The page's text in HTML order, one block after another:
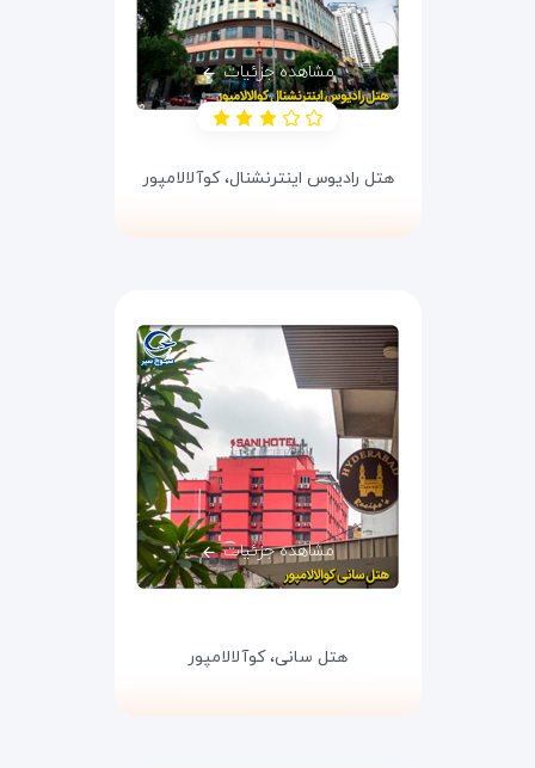
مشاهده جزئیات
هتل رادیوس اینترنشنال،کوآلالامپور
مشاهده جزئیات
هتل سانی،کوآلالامپور